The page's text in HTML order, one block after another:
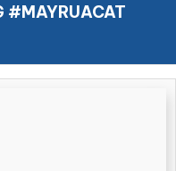
#MAYRUACAT